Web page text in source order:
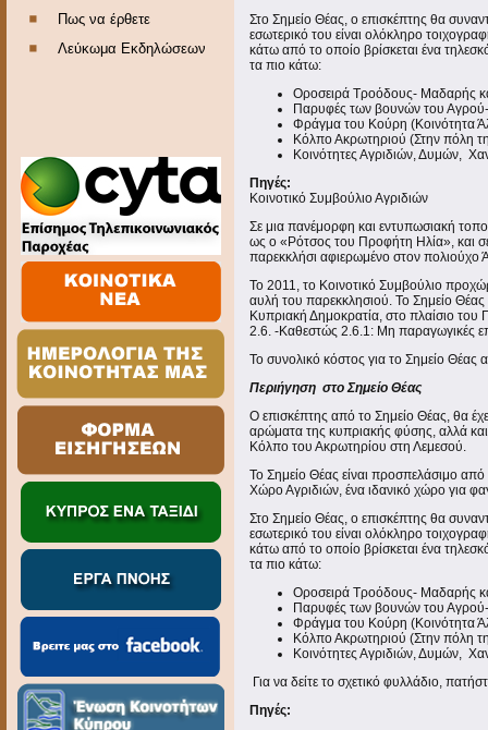
Πως να έρθετε
Λεύκωμα Εκδηλώσεων
Στο Σημείο Θέας, ο επισκέπτης θα
εσωτερικό του είναι ολόκληρο
κάτω από το οποίο βρίσκεται ένα
τα πιο κάτω:
Οροσειρά Τροόδους- Μαδαρής
Παρυφές των βουνών του Αγρού-
Φράγμα του Κούρη (Κοινότητα
Κόλπο Ακρωτηριού (Στην πόλη
Κοινότητες Αγριδιών, Δυμών,
Πηγές:
Κοινοτικό Συμβούλιο Αγριδιών
Σε μια πανέμορφη και εντυπωσιακή
ως ο «Ρότσος του Προφήτη Ηλία», και
παρεκκλήσι αφιερωμένο στον πολιούχο
Το 2011, το Κοινοτικό Συμβούλιο
αυλή του παρεκκλησιού. Το Σημείο
Κυπριακή Δημοκρατία, στο πλαίσιο
2.6. -Καθεστώς 2.6.1: Μη παραγωγικές
Το συνολικό κόστος για το Σημείο
Περιήγηση στο Σημείο Θέας
Ο επισκέπτης από το Σημείο Θέας, θα
αρώματα της κυπριακής φύσης, αλλά και
Κόλπο του Ακρωτηρίου στη Λεμεσού.
Το Σημείο Θέας είναι προσπελάσιμο από
Χώρο Αγριδιών, ένα ιδανικό χώρο για
Στο Σημείο Θέας, ο επισκέπτης θα
εσωτερικό του είναι ολόκληρο
κάτω από το οποίο βρίσκεται ένα
τα πιο κάτω:
Οροσειρά Τροόδους- Μαδαρής
Παρυφές των βουνών του Αγρού-
Φράγμα του Κούρη (Κοινότητα
Κόλπο Ακρωτηριού (Στην πόλη
Κοινότητες Αγριδιών, Δυμών,
Για να δείτε το σχετικό φυλλάδιο,
Πηγές: